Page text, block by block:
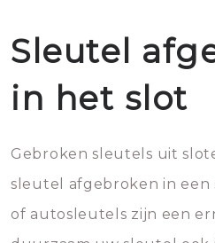
Sleutel
in het slot
Gebroken sleutels uit
sleutel afgebroken in
of autosleutels zijn een